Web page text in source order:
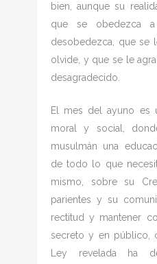
bien, aunque su
que se obedezca
desobedezca, que se
olvide, y que se le
desagradecido.
El mes del ayuno es
moral y social,
musulmán una
de todo lo que
mismo, sobre su
parientes y su
rectitud y mantener
secreto y en público,
Ley revelada ha